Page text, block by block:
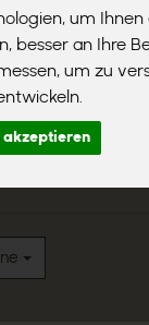
um
besser an Ihre
um zu
akzeptieren